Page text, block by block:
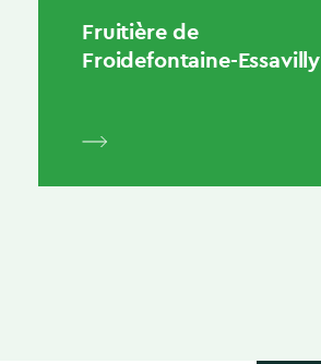
Fruitière de
Froidefontaine-Essavilly